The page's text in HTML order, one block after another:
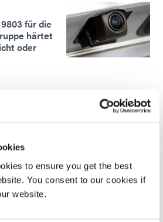
to ensure you get the best
You consent to our cookies if
website.
für die
härtet
oder
für die
oder